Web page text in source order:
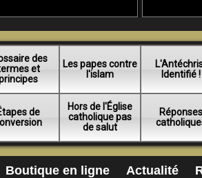
des
et
Les papes contre
l'islam
Identifié !
de
Hors de l'Église
catholique pas
de salut
Réponses
Boutique en ligne Actualité